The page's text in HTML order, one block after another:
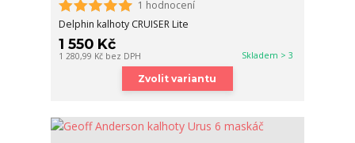
1 hodnocení
Delphin kalhoty CRUISER Lite
1 550 Kč
1 280,99 Kč bez DPH Skladem > 3
Zvolit variantu